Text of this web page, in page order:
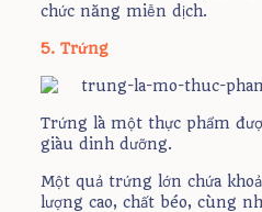
chức năng miễn dịch.
5. Trứng
Trứng là một thực phẩm
giàu dinh dưỡng.
Một quả trứng lớn chứa
lượng cao, chất béo, cùng